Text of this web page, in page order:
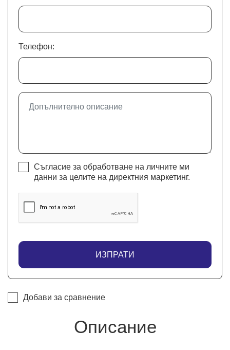
Телефон:
Съгласие за обработване на личните ми
данни за целите на директния маркетинг.
ИЗПРАТИ
Добави за сравнение
Описание